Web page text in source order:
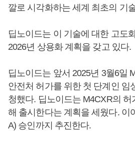
깔로 시각화하는 세계 최초의 기
딥노이드는 이 기술에 대한 고도
2026년 상용화 계획을 갖고 있다.
딥노이드는 앞서 2025년 3월6일
안전처 허가를 위한 첫 단계인 임
청했다. 딥노이드는 M4CXR의 허
해 출시한다는 계획을 세웠다. 이
A) 승인까지 추진한다.